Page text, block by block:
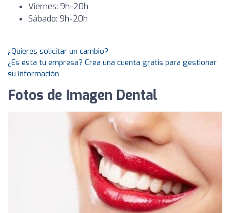
Viernes: 9h-20h
Sábado: 9h-20h
¿Quieres solicitar un cambio?
¿Es esta tu empresa? Crea una cuenta gratis para gestionar
su información
Fotos de Imagen Dental